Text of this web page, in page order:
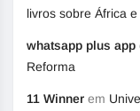
livros sobre África
whatsapp plus app
Reforma
11 Winner em